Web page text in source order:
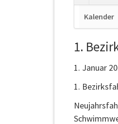
Kalender
1.
1. Januar
1.